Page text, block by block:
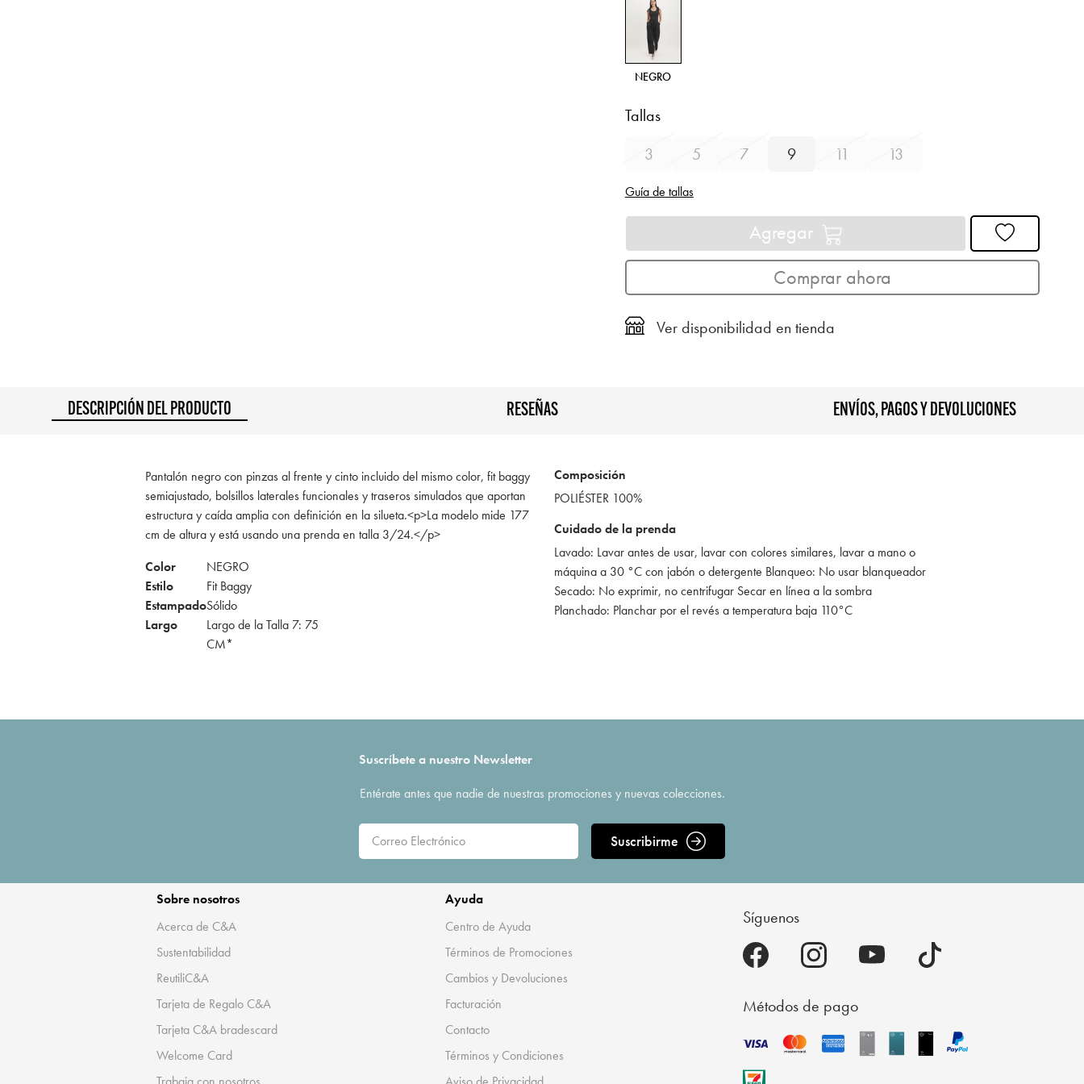
NEGRO
Tallas
3
5 7 9 11 13
Guía de tallas
Agregar
Comprar ahora
Ver disponibilidad en tienda
DESCRIPCIÓN DEL PRODUCTO RESEÑAS ENVÍOS, PAGOS Y DEVOLUCIONES
Pantalón negro con pinzas al frente y cinto incluido del mismo color, fit baggy
semiajustado, bolsillos laterales funcionales y traseros simulados que aportan
estructura y caída amplia con definición en la silueta.<p>La modelo mide 177
cm de altura y está usando una prenda en talla 3/24.</p>
Color
NEGRO
Estilo
Fit Baggy
EstampadoSólido
Largo
Largo de la Talla 7: 75
CM*
Composición
POLIÉSTER 100%
Cuidado de la prenda
Lavado: Lavar antes de usar, lavar con colores similares, lavar a mano o
máquina a 30 °C con jabón o detergente Blanqueo: No usar blanqueador
Secado: No exprimir, no centrifugar Secar en línea a la sombra
Planchado: Planchar por el revés a temperatura baja 110°C
Suscríbete a nuestro Newsletter
Entérate antes que nadie de nuestras promociones y nuevas colecciones.
Suscribirme
Sobre nosotros
Acerca de C&A
Sustentabilidad
ReutiliC&A
Tarjeta de Regalo C&A
Tarjeta C&A bradescard
Welcome Card
Ayuda
Centro de Ayuda
Términos de Promociones
Cambios y Devoluciones
Facturación
Contacto
Términos y Condiciones
Síguenos
Métodos de pago